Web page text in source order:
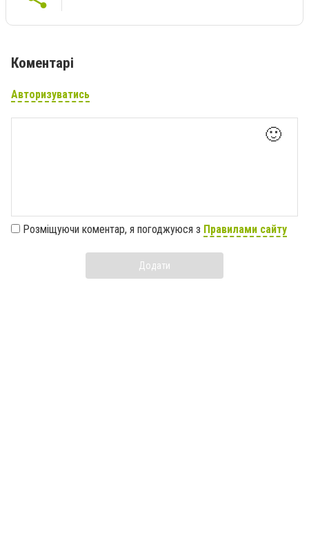
Коментарі
Авторизуватись
🙂
Розміщуючи коментар, я погоджуюся з Правилами сайту
Додати